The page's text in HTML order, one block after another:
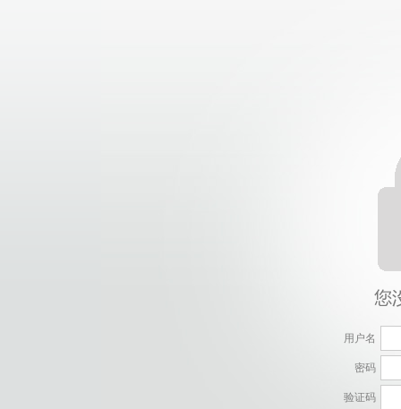
用户名
密码
验证码